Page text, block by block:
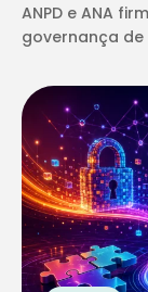
ANPD e ANA
governança de